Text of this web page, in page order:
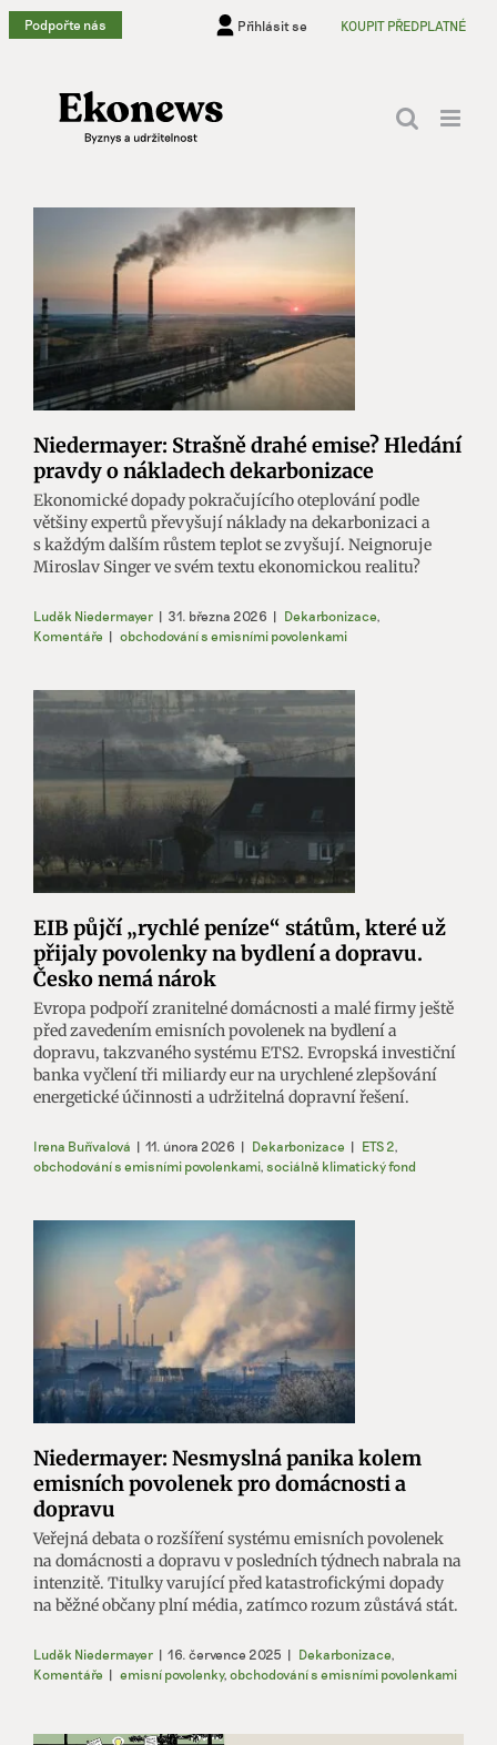
Přeskočit
na
Podpořte nás Přihlásit se KOUPIT PŘEDPLATNÉ
Niedermayer: Strašně drahé emise? Hledání
pravdy o nákladech dekarbonizace
Ekonomické dopady pokračujícího oteplování podle
většiny expertů převyšují náklady na dekarbonizaci a
s každým dalším růstem teplot se zvyšují. Neignoruje
Miroslav Singer ve svém textu ekonomickou realitu?
Luděk Niedermayer | 31. března 2026 | Dekarbonizace,
Komentáře | obchodování s emisními povolenkami
EIB půjčí „rychlé peníze“ státům, které už
přijaly povolenky na bydlení a dopravu.
Česko nemá nárok
Evropa podpoří zranitelné domácnosti a malé firmy ještě
před zavedením emisních povolenek na bydlení a
dopravu, takzvaného systému ETS2. Evropská investiční
banka vyčlení tři miliardy eur na urychlené zlepšování
energetické účinnosti a udržitelná dopravní řešení.
Irena Buřívalová | 11. února 2026 | Dekarbonizace | ETS 2,
obchodování s emisními povolenkami, sociálně klimatický fond
Niedermayer: Nesmyslná panika kolem
emisních povolenek pro domácnosti a
dopravu
Veřejná debata o rozšíření systému emisních povolenek
na domácnosti a dopravu v posledních týdnech nabrala na
intenzitě. Titulky varující před katastrofickými dopady
na běžné občany plní média, zatímco rozum zůstává stát.
Luděk Niedermayer | 16. července 2025 | Dekarbonizace,
Komentáře | emisní povolenky, obchodování s emisními povolenkami